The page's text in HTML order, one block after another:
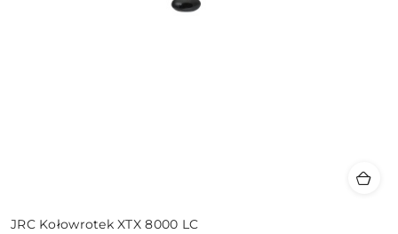
JRC Kołowrotek XTX 8000 LC